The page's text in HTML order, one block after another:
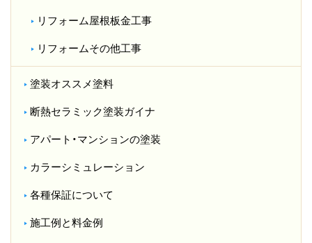
リフォーム屋根板金工事
リフォームその他工事
塗装オススメ塗料
断熱セラミック塗装ガイナ
アパート・マンションの塗装
カラーシミュレーション
各種保証について
施工例と料金例